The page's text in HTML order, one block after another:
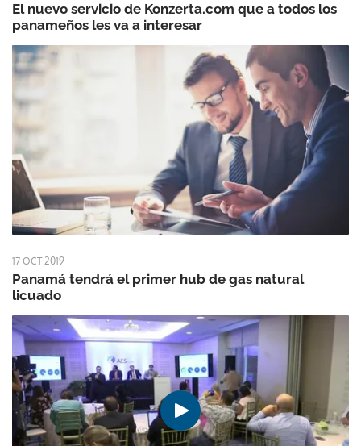
El nuevo servicio de Konzerta.com que a todos los
panameños les va a interesar
17 OCT 2019
Panamá tendrá el primer hub de gas natural
licuado